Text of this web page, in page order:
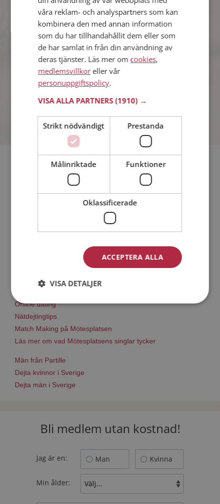
Jennie
43 år från Partille i Västra Götalands län
Söker man 37 - 44 år
Som medlem kan du visa upp dig för
Jennie och tusentals andra singlar på
Mötesplatsen! Ta chansen att se vilka
som tycker att du är intressant.
Söker du dejting i Partille så har du kommit rätt. På
Mötesplatsen kan du blir medlem och söka bland tusentals
dejtingintresserade singlar i Partille
Steg 2 - Så här fungerar våra sökfunktioner
Steg 3 - Tips på hur du tar kontakt
Dejta säkert
Online dating
Nätdejtingtips
Match Making på Mötesplatsen
Läs mer om vad Mötesplatsens singlar tycker
Män från Partille
Dejta kvinnor i Sverige
Dejta män i Sverige
Bli medlem utan kostnad!
Jag är en: Man Kvinna
Min ålder:
våra reklam- och analyspartners som kan
kombinera den med annan information
som du har tillhandahållit dem eller som
de har samlat in från din användning av
deras tjänster. Läs mer om cookies,
medlemsvillkoreller vår
personuppgiftspolicy.
VISA ALLA PARTNERS(1910) →
Strikt nödvändigt Prestanda
Målinriktade Funktioner
Oklassificerade
ACCEPTERA ALLA
VISA DETALJER